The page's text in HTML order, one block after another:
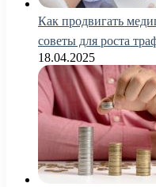
Как продвигать
советы для роста
18.04.2025